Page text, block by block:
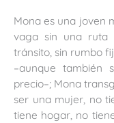
Mona es una joven
vaga sin una ruta
tránsito, sin rumbo
–aunque también
precio–­; Mona
ser una mujer, no
tiene hogar, no